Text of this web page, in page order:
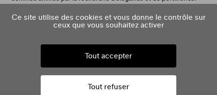
et la communication plus utile. Nous accompagnons nos clients
dans leurs projets créatifs, éditoriaux et digitaux. Nos expertises
sont issues de deux agences aujourd’hui réunies :
intervenons de la réflexion stratégique à la diffusion de
contenus pour créer des dispositifs qui fidélisent, suscitent le
facebook
instagram
linkedin
vimeo
Ce site utilise des cookies et vous donne le contrôle sur
ceux que vous souhaitez activer
Tout accepter
Tout refuser